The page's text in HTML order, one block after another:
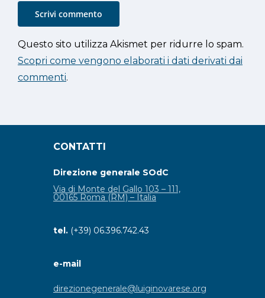
Questo sito utilizza Akismet per ridurre lo spam.
Scopri come vengono elaborati i dati derivati dai
commenti.
CONTATTI
Direzione generale SOdC
Via di Monte del Gallo 103 – 111,
00165 Roma (RM) – Italia
tel. (+39) 06.396.742.43
e-mail
direzionegenerale@luiginovarese.org